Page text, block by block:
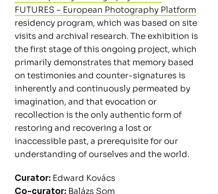
FUTURES – European Photography Platform
residency program, which was based on site
visits and archival research. The exhibition is
the first stage of this ongoing project, which
primarily demonstrates that memory based
on testimonies and counter-signatures is
inherently and continuously permeated by
imagination, and that evocation or
recollection is the only authentic form of
restoring and recovering a lost or
inaccessible past, a prerequisite for our
understanding of ourselves and the world.
Curator: Edward Kovács
Co-curator: Balázs Som